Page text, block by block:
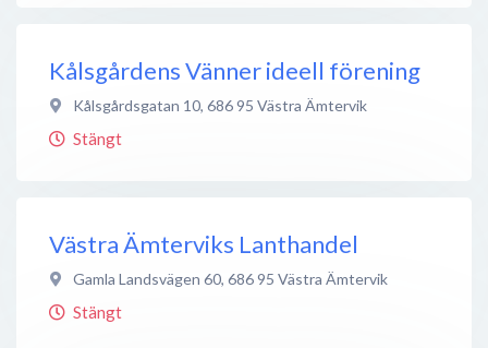
Kålsgårdens Vänner ideell förening
Kålsgårdsgatan 10, 686 95 Västra Ämtervik
Stängt
Västra Ämterviks Lanthandel
Gamla Landsvägen 60, 686 95 Västra Ämtervik
Stängt